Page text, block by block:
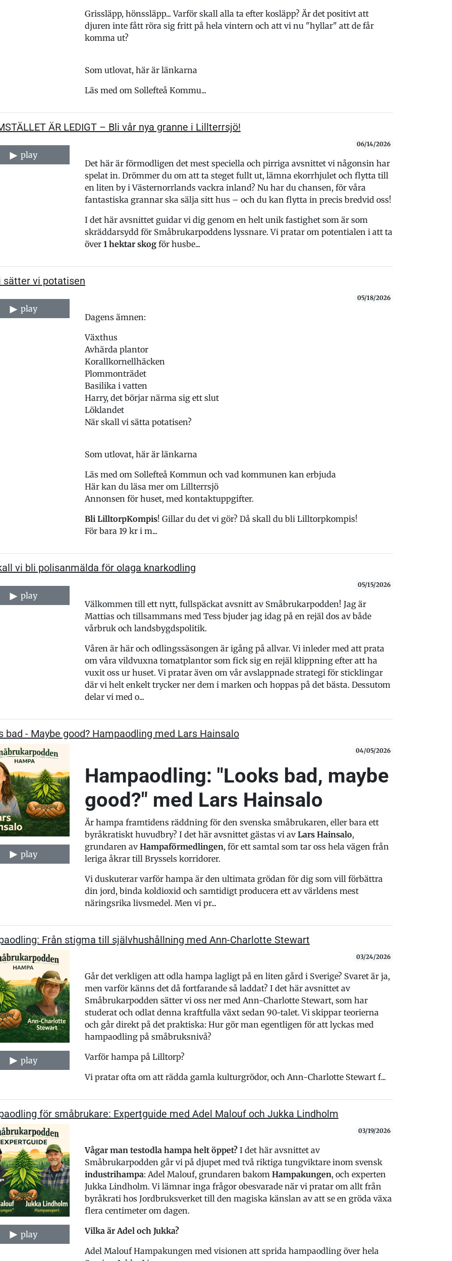
Grissläpp, hönssläpp... Varför skall alla ta efter kosläpp? Är det positivt att
djuren inte fått röra sig fritt på hela vintern och att vi nu "hyllar" att de får
komma ut?
Som utlovat, här är länkarna
Läs med om Sollefteå Kommu...
ÄR LEDIGT – Bli vår nya granne i Lillterrsjö!
play
06/14/2026
Det här är förmodligen det mest speciella och pirriga avsnittet vi någonsin har
spelat in. Drömmer du om att ta steget fullt ut, lämna ekorrhjulet och flytta till
en liten by i Västernorrlands vackra inland? Nu har du chansen, för våra
fantastiska grannar ska sälja sitt hus – och du kan flytta in precis bredvid oss!
I det här avsnittet guidar vi dig genom en helt unik fastighet som är som
skräddarsydd för Småbrukarpoddens lyssnare. Vi pratar om potentialen i att ta
över 1 hektar skogför husbe...
sätter vi potatisen
play
05/18/2026
Dagens ämnen:
Växthus
Avhärda plantor
Korallkornellhäcken
Plommonträdet
Basilika i vatten
Harry, det börjar närma sig ett slut
Löklandet
När skall vi sätta potatisen?
Som utlovat, här är länkarna
Läs med om Sollefteå Kommun och vad kommunen kan erbjuda
Här kan du läsa mer om Lillterrsjö
Annonsen för huset, med kontaktuppgifter.
Bli LilltorpKompis! Gillar du det vi gör? Då skall du bli Lilltorpkompis!
För bara 19 kr i m...
vi bli polisanmälda för olaga knarkodling
play
05/15/2026
Välkommen till ett nytt, fullspäckat avsnitt av Småbrukarpodden! Jag är
Mattias och tillsammans med Tess bjuder jag idag på en rejäl dos av både
vårbruk och landsbygdspolitik.
Våren är här och odlingssäsongen är igång på allvar. Vi inleder med att prata
om våra vildvuxna tomatplantor som fick sig en rejäl klippning efter att ha
vuxit oss ur huset. Vi pratar även om vår avslappnade strategi för sticklingar
där vi helt enkelt trycker ner dem i marken och hoppas på det bästa. Dessutom
delar vi med o...
bad - Maybe good? Hampaodling med Lars Hainsalo
play
04/05/2026
Hampaodling: "Looks bad, maybe
good?" med Lars Hainsalo
Är hampa framtidens räddning för den svenska småbrukaren, eller bara ett
byråkratiskt huvudbry? I det här avsnittet gästas vi avLars Hainsalo,
grundaren avHampaförmedlingen, för ett samtal som tar oss hela vägen från
leriga åkrar till Bryssels korridorer.
Vi duskuterar varför hampa är den ultimata grödan för dig som vill förbättra
din jord, binda koldioxid och samtidigt producera ett av världens mest
näringsrika livsmedel. Men vi pr...
Från stigma till självhushållning med Ann-Charlotte Stewart
play
03/24/2026
Går det verkligen att odla hampa lagligt på en liten gård i Sverige? Svaret är ja,
men varför känns det då fortfarande så laddat? I det här avsnittet av
Småbrukarpodden sätter vi oss ner med Ann-Charlotte Stewart, som har
studerat och odlat denna kraftfulla växt sedan 90-talet. Vi skippar teorierna
och går direkt på det praktiska: Hur gör man egentligen för att lyckas med
hampaodling på småbruksnivå?
Varför hampa på Lilltorp?
Vi pratar ofta om att rädda gamla kulturgrödor, och Ann-Charlotte Stewart f...
för småbrukare: Expertguide med Adel Malouf och Jukka Lindholm
play
03/19/2026
Vågar man testodla hampa helt öppet?I det här avsnittet av
Småbrukarpodden går vi på djupet med två riktiga tungviktare inom svensk
industrihampa: Adel Malouf, grundaren bakom Hampakungen, och experten
Jukka Lindholm. Vi lämnar inga frågor obesvarade när vi pratar om allt från
byråkrati hos Jordbruksverket till den magiska känslan av att se en gröda växa
flera centimeter om dagen.
Vilka är Adel och Jukka?
Adel Malouf Hampakungen med visionen att sprida hampaodling över hela